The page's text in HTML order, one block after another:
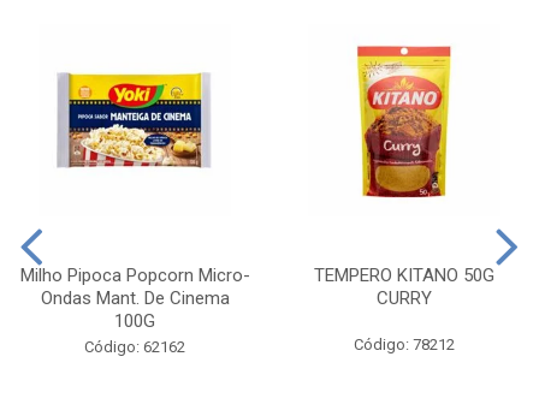
Milho Pipoca Popcorn Micro-
Ondas Mant. De Cinema
100G
Código: 62162
TEMPERO KITANO 50G
CURRY
Código: 78212